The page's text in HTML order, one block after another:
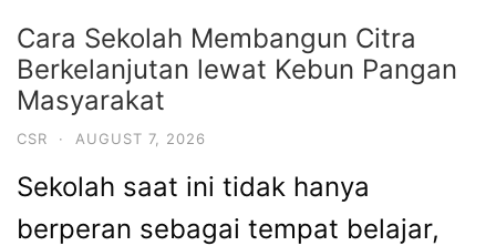
Cara Sekolah Membangun Citra
Berkelanjutan lewat Kebun Pangan
Masyarakat
CSR · AUGUST 7, 2026
Sekolah saat ini tidak hanya
berperan sebagai tempat belajar,